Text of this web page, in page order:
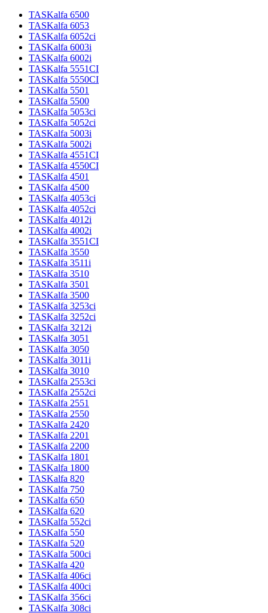
TASKalfa 6500
TASKalfa 6053
TASKalfa 6052ci
TASKalfa 6003i
TASKalfa 6002i
TASKalfa 5551CI
TASKalfa 5550CI
TASKalfa 5501
TASKalfa 5500
TASKalfa 5053ci
TASKalfa 5052ci
TASKalfa 5003i
TASKalfa 5002i
TASKalfa 4551CI
TASKalfa 4550CI
TASKalfa 4501
TASKalfa 4500
TASKalfa 4053ci
TASKalfa 4052ci
TASKalfa 4012i
TASKalfa 4002i
TASKalfa 3551CI
TASKalfa 3550
TASKalfa 3511i
TASKalfa 3510
TASKalfa 3501
TASKalfa 3500
TASKalfa 3253ci
TASKalfa 3252ci
TASKalfa 3212i
TASKalfa 3051
TASKalfa 3050
TASKalfa 3011i
TASKalfa 3010
TASKalfa 2553ci
TASKalfa 2552ci
TASKalfa 2551
TASKalfa 2550
TASKalfa 2420
TASKalfa 2201
TASKalfa 2200
TASKalfa 1801
TASKalfa 1800
TASKalfa 820
TASKalfa 750
TASKalfa 650
TASKalfa 620
TASKalfa 552ci
TASKalfa 550
TASKalfa 520
TASKalfa 500ci
TASKalfa 420
TASKalfa 406ci
TASKalfa 400ci
TASKalfa 356ci
TASKalfa 308ci